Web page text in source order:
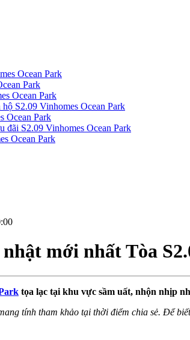
Ocean Park
Park
Ocean Park
S2.09 Vinhomes Ocean Park
Ocean Park
đãi S2.09 Vinhomes Ocean Park
Ocean Park
mới nhất Tòa
tọa lạc tại khu vực sầm uất, nhộn nhịp
tính tham khảo tại thời điểm chia sẻ. Để